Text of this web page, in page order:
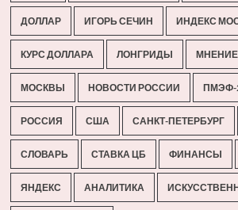
ДОЛЛАР ИГОРЬ СЕЧИН ИНДЕКС
КУРС ДОЛЛАРА ЛОНГРИДЫ МНЕНИЕ
МОСКВЫ НОВОСТИ РОССИИ ПМЭФ-
РОССИЯ США САНКТ-ПЕТЕРБУРГ
СЛОВАРЬ СТАВКА ЦБ ФИНАНСЫ
ЯНДЕКС АНАЛИТИКА